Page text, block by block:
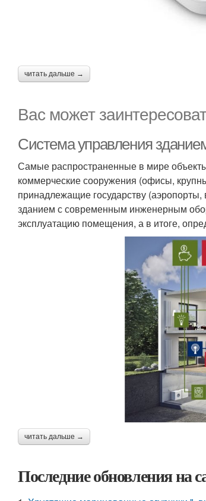
читать дальше →
Вас может
Система управления
Самые распространенные в мире
коммерческие сооружения (офисы,
принадлежащие государству
зданием с современным инженерным
эксплуатацию помещения, а в итоге,
читать дальше →
Последние обновления на